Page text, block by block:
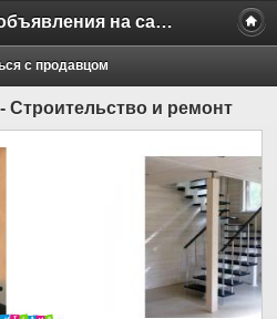
Бесплатные объявления на сайте MILAMO.ru
с продавцом
и ремонт